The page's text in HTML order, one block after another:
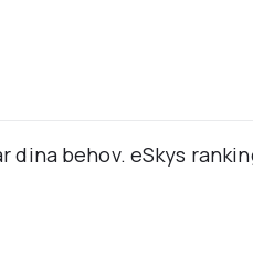
dina behov. eSkys